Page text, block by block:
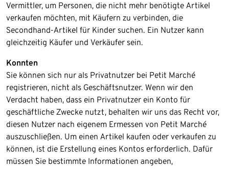
Vermittler, um Personen, die nicht mehr benötigte Artikel
verkaufen möchten, mit Käufern zu verbinden, die
Secondhand-Artikel für Kinder suchen. Ein Nutzer kann
gleichzeitig Käufer und Verkäufer sein.
Konnten
Sie können sich nur als Privatnutzer bei Petit Marché
registrieren, nicht als Geschäftsnutzer. Wenn wir den
Verdacht haben, dass ein Privatnutzer ein Konto für
geschäftliche Zwecke nutzt, behalten wir uns das Recht vor,
diesen Nutzer nach eigenem Ermessen von Petit Marché
auszuschließen. Um einen Artikel kaufen oder verkaufen zu
können, ist die Erstellung eines Kontos erforderlich. Dafür
müssen Sie bestimmte Informationen angeben,